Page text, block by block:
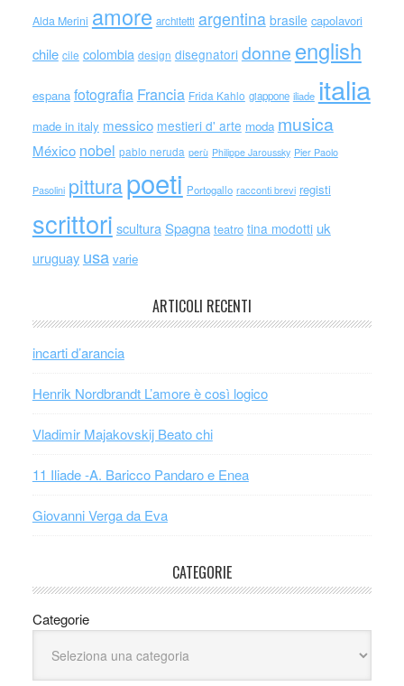
Alda Merini amore architetti argentina brasile capolavori
chile cile colombia design disegnatori donne english
espana fotografia Francia Frida Kahlo giappone iliade italia
made in italy messico mestieri d' arte moda musica
México nobel pablo neruda perù Philippe Jaroussky Pier Paolo
Pasolini pitturapoeti Portogallo racconti brevi registi
scrittori sculturaSpagna teatro tina modotti uk
uruguay usa varie
ARTICOLI RECENTI
incarti d’arancia
Henrik Nordbrandt L’amore è così logico
Vladimir Majakovskij Beato chi
11 Iliade -A. Baricco Pandaro e Enea
Giovanni Verga da Eva
CATEGORIE
Categorie